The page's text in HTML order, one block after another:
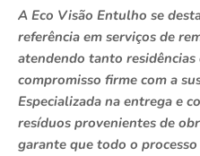
A Eco Visão Entulho se
referência em serviços de
atendendo tanto
compromisso firme com a
Especializada na entrega e
resíduos provenientes de
garante que todo o